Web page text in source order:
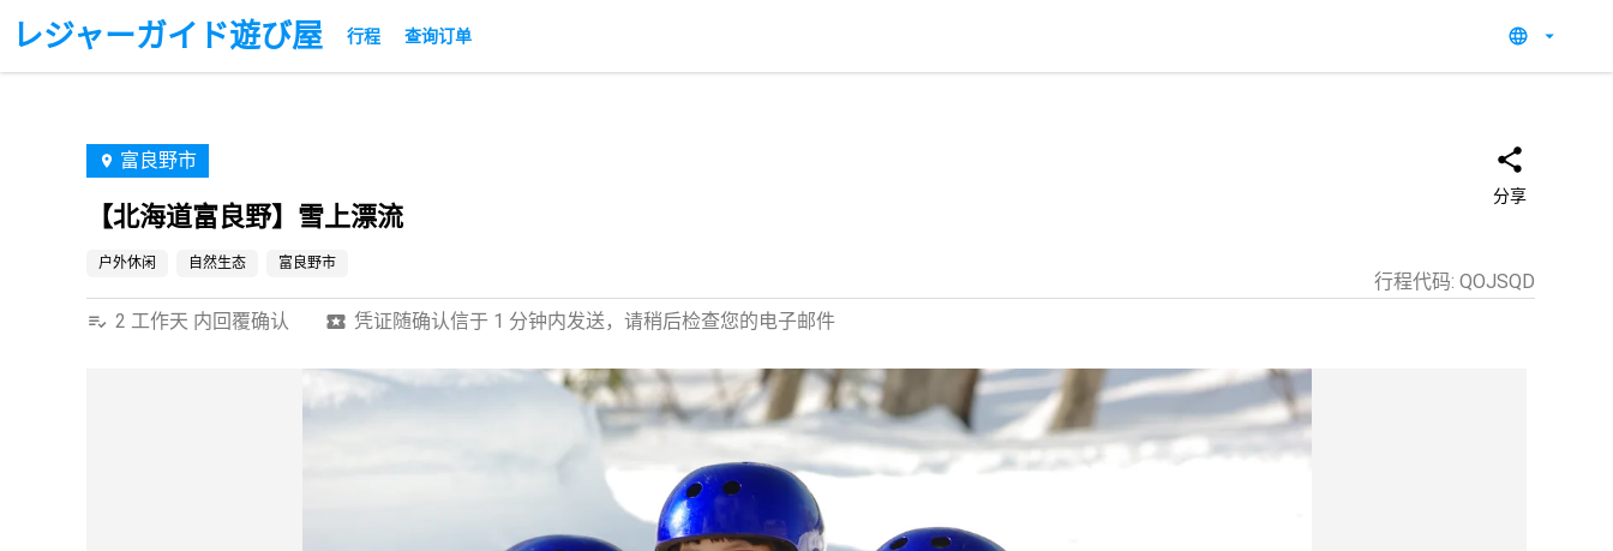
レジャーガイド遊び屋 行程 查询订单
富良野市
【北海道富良野】雪上漂流
分享
户外休闲 自然生态 富良野市
行程代码: QOJSQD
2 工作天 内回覆确认
凭证随确认信于 1 分钟内发送，请稍后检查您的电子邮件